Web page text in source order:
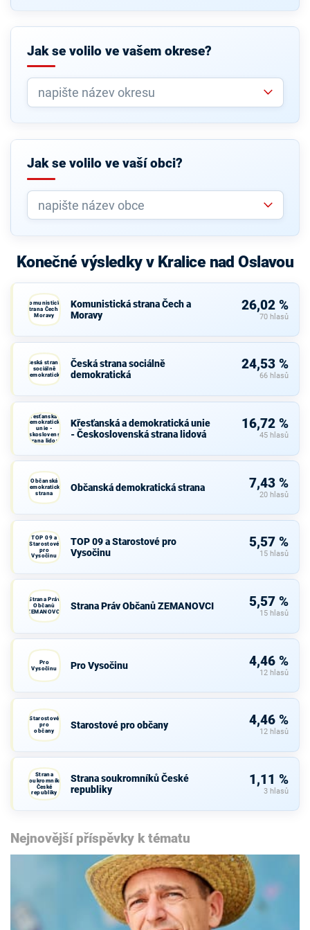
Jak se volilo ve vašem okrese?
Jak se volilo ve vaší obci?
Konečné výsledky v Kralice nad Oslavou
Komunistická
strana Čech a
Moravy
Komunistická strana Čech a
Moravy
26,02 %
70 hlasů
Česká strana
sociálně
demokratická
Česká strana sociálně
demokratická
24,53 %
66 hlasů
Křesťanská a
demokratická
unie -
Československá
strana lidová
Křesťanská a demokratická unie
- Československá strana lidová
16,72 %
45 hlasů
Občanská
demokratická
strana
Občanská demokratická strana 7,43 %
20 hlasů
TOP 09 a
Starostové
pro
Vysočinu
TOP 09 a Starostové pro
Vysočinu
5,57 %
15 hlasů
Strana Práv
Občanů
ZEMANOVCI
Strana Práv Občanů ZEMANOVCI 5,57 %
15 hlasů
Pro
Vysočinu
Pro Vysočinu 4,46 %
12 hlasů
Starostové
pro
občany
Starostové pro občany 4,46 %
12 hlasů
Strana
soukromníků
České
republiky
Strana soukromníků České
republiky
1,11 %
3 hlasů
Nejnovější příspěvky k tématu